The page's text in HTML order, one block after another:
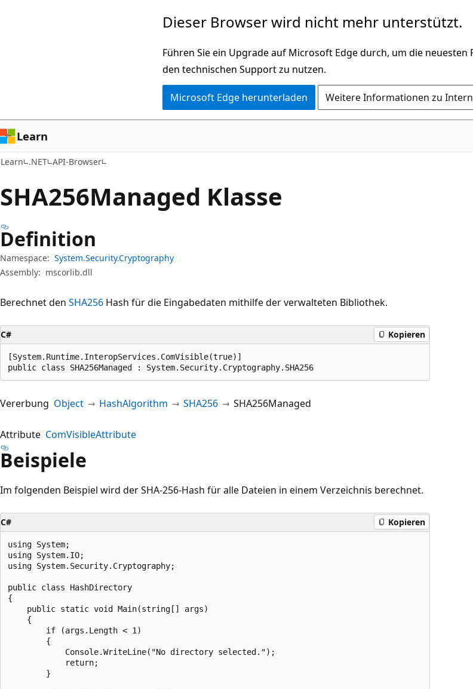
Dieser Browser wird nicht mehr unterstützt.
Führen Sie ein Upgrade auf Microsoft Edge durch, um die neuesten
den technischen Support zu nutzen.
Microsoft Edge herunterladen Weitere Informationen zu
Learn
Learn .NET API-Browser
SHA256Managed Klasse
Definition
Namespace: System.Security.Cryptography
Assembly: mscorlib.dll
Berechnet den SHA256 Hash für die Eingabedaten mithilfe der verwalteten Bibliothek.
C# Kopieren
[System.Runtime.InteropServices.ComVisible(true)]
public class SHA256Managed : System.Security.Cryptography.SHA256
Vererbung Object HashAlgorithm SHA256 SHA256Managed
Attribute ComVisibleAttribute
Beispiele
Im folgenden Beispiel wird der SHA-256-Hash für alle Dateien in einem Verzeichnis berechnet.
C# Kopieren
using System;
using System.IO;
using System.Security.Cryptography;
public class HashDirectory
{
    public static void Main(string[] args)
    {
        if (args.Length < 1)
        {
            Console.WriteLine("No directory selected.");
            return;
        }